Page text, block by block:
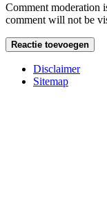
Comment moderation
comment will not be
Disclaimer
Sitemap